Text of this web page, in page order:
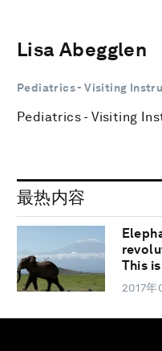
Lisa Abegglen
Pediatrics - Visiting
Pediatrics - Visiting
最热内容
This
2017年